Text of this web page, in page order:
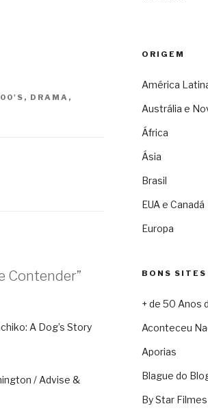
, DRAMA ,
Contender”
A Dog’s Story
/ Advise &
ORIGEM
América
Austrália e
África
Ásia
Brasil
EUA e Canadá
Europa
BONS SITES
+ de 50 Anos
Aconteceu
Aporias
Blague do
By Star Filmes